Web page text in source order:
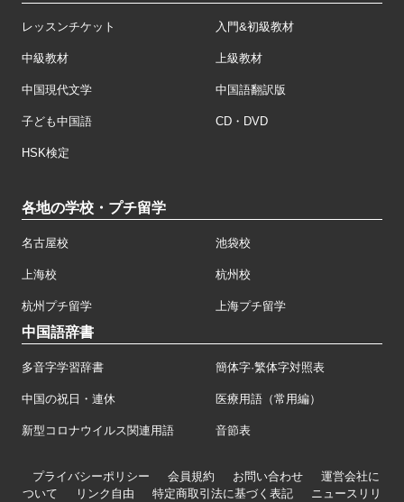
レッスンチケット 入門&初級教材
中級教材 上級教材
中国現代文学 中国語翻訳版
子ども中国語 CD・DVD
HSK検定
各地の学校・プチ留学
名古屋校 池袋校
上海校 杭州校
杭州プチ留学 上海プチ留学
中国語辞書
多音字学習辞書 簡体字·繁体字対照表
中国の祝日・連休 医療用語（常用編）
新型コロナウイルス関連用語 音節表
プライバシーポリシー 会員規約 お問い合わせ
運営会社に
ついて
リンク自由 特定商取引法に基づく表記 ニュースリリ